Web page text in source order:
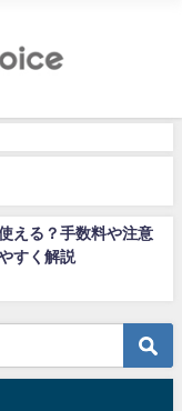
える？手数料や注意
すく解説